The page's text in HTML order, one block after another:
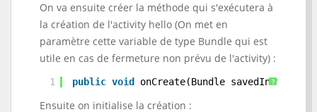
On va ensuite créer la méthode qui s'exécutera à
la création de l'activity hello (On met en
paramètre cette variable de type Bundle qui est
utile en cas de fermeture non prévu de l'activity) :
?
1 public void onCreate(Bundle
Ensuite on initialise la création :